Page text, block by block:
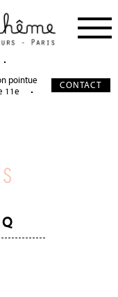
NOUS ?
THÉ
pointue
11e
CONTACT